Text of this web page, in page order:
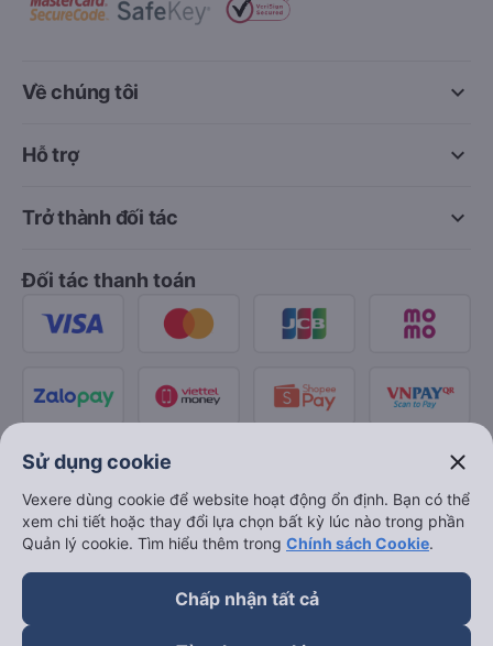
keyboard_arrow_down
Về chúng tôi
keyboard_arrow_down
Hỗ trợ
keyboard_arrow_down
Trở thành đối tác
Đối tác thanh toán
Sử dụng cookie close
Vexere dùng cookie để website hoạt động ổn định. Bạn có thể
xem chi tiết hoặc thay đổi lựa chọn bất kỳ lúc nào trong phần
Quản lý cookie. Tìm hiểu thêm trong Chính sách Cookie.
Chấp nhận tất cả